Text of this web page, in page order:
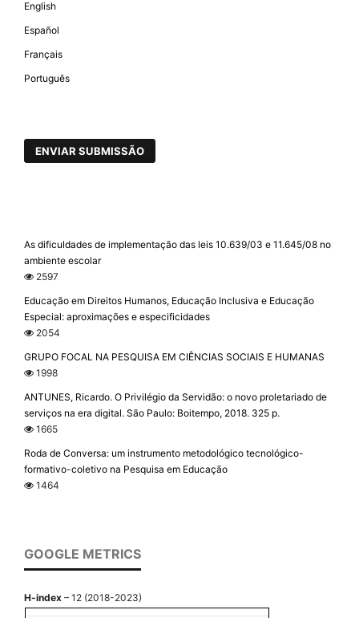
English
Español
Français
Português
ENVIAR SUBMISSÃO
As dificuldades de implementação das leis 10.639/03 e 11.645/08 no
ambiente escolar
2597
Educação em Direitos Humanos, Educação Inclusiva e Educação
Especial: aproximações e especificidades
2054
GRUPO FOCAL NA PESQUISA EM CIÊNCIAS SOCIAIS E HUMANAS
1998
ANTUNES, Ricardo. O Privilégio da Servidão: o novo proletariado de
serviços na era digital. São Paulo: Boitempo, 2018. 325 p.
1665
Roda de Conversa: um instrumento metodológico tecnológico-
formativo-coletivo na Pesquisa em Educação
1464
GOOGLE METRICS
H-index – 12 (2018-2023)